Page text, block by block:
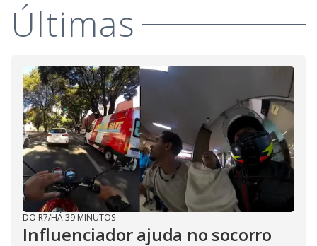
Últimas
DO R7/HÁ 39 MINUTOS
Influenciador ajuda no socorro